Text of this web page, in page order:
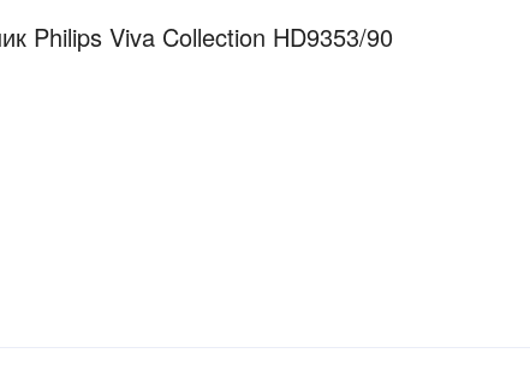
Philips Viva Collection HD9353/90